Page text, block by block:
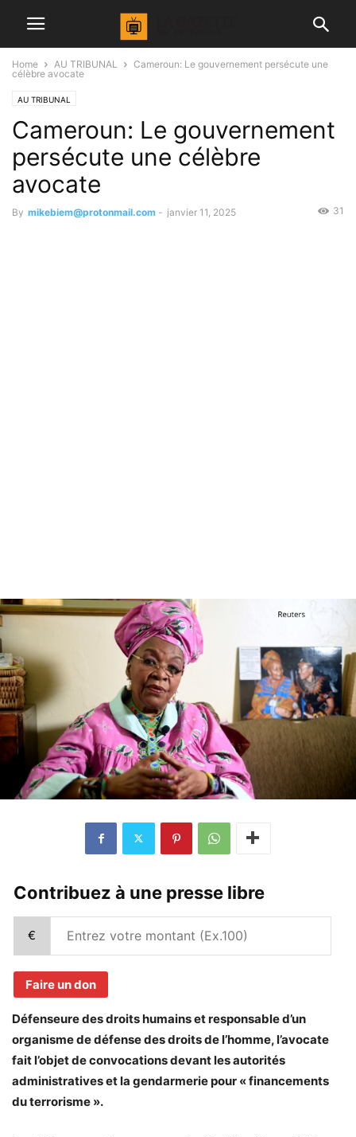
Home AU TRIBUNAL
Cameroun: Le gouvernement persécute une
célèbre avocate
AU TRIBUNAL
Cameroun: Le gouvernement
persécute une célèbre
avocate
By mikebiem@protonmail.com - janvier 11, 2025 31
Contribuez à une presse libre
€
Faire un don
Défenseure des droits humains et responsable d’un
organisme de défense des droits de l’homme, l’avocate
fait l’objet de convocations devant les autorités
administratives et la gendarmerie pour « financements
du terrorisme ».